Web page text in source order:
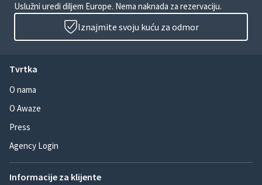
Uslužni uredi diljem Europe. Nema naknada za rezervaciju.
Iznajmite svoju kuću za odmor
Tvrtka
O nama
O Awaze
Press
Agency Login
Informacije za klijente